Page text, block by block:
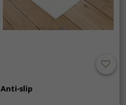
Anti-slip